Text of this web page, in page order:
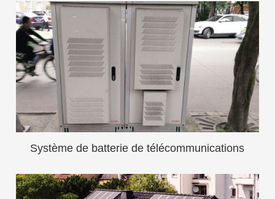
Système de batterie de télécommunications